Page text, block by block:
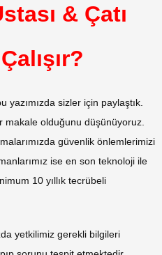
& Çatı
yazımızda sizler için paylaştık.
makale olduğunu düşünüyoruz.
güvenlik önlemlerimizi
ise en son teknoloji ile
10 yıllık tecrübeli
yetkilimiz gerekli bilgileri